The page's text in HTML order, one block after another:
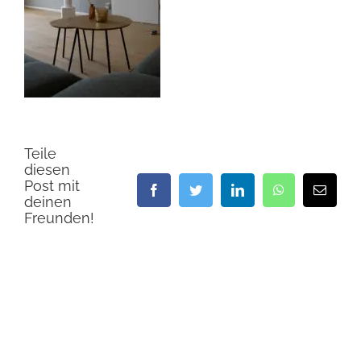
Teile
diesen
Post mit
deinen
Freunden!
FacebookTwitter LinkedIn WhatsApp
E-
Mail